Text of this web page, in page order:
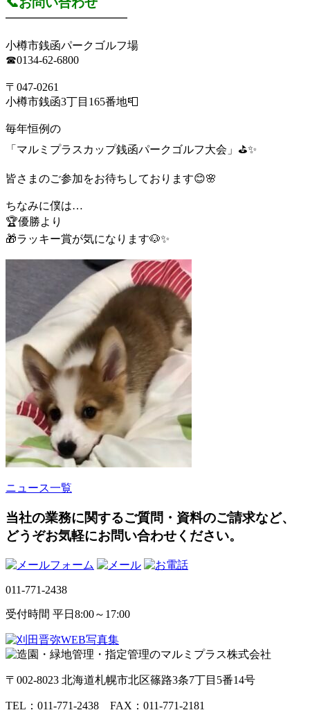
━━━━━━━━━━━
小樽市銭函パークゴルフ場
☎0134-62-6800
〒047-0261
小樽市銭函3丁目165番地📮
毎年恒例の
「マルミプラスカップ銭函パークゴルフ大会」⛳✨
皆さまのご参加をお待ちしております😊🌸
ちなみに僕は…
🏆優勝より
🎁ラッキー賞が気になります🐶✨
ニュース一覧
当社の業務に関するご質問・資料のご請求など、
どうぞお気軽にお問い合わせください。
011-771-2438
受付時間 平日8:00～17:00
〒002-8023 北海道札幌市北区篠路3条7丁目5番14号
TEL：011-771-2438 FAX：011-771-2181